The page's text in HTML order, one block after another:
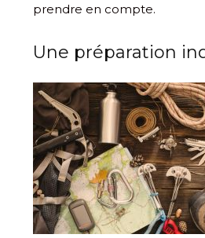
prendre en compte.
Une préparation